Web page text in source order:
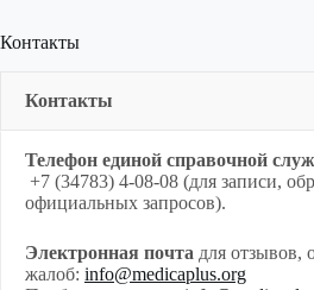
Контакты
Контакты
Телефон единой справочной
+7 (34783) 4-08-08 (для записи,
официальных запросов).
Электронная почта для отзывов,
жалоб: info@medicaplus.org